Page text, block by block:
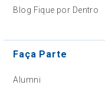
Blog Fique por Dentro
Faça Parte
Alumni